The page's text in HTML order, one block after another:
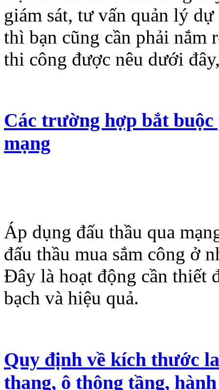
giám sát, tư vấn quản lý
thì bạn cũng cần phải nắm
thi công được nêu dưới
Các trường hợp bắt
mạng
Áp dụng đấu thầu qua
đấu thầu mua sắm công ở
Đây là hoạt động cần thiết
bạch và hiệu quả.
Quy định về kích thước
thang, ô thông tầng,